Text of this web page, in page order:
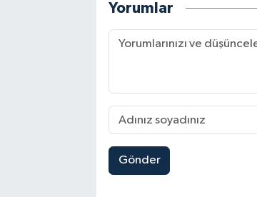
Yorumlar
Gönder